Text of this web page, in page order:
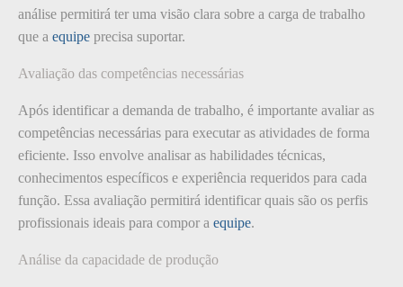
análise permitirá ter uma visão clara sobre a carga de trabalho
que a equipe precisa suportar.
Avaliação das competências necessárias
Após identificar a demanda de trabalho, é importante avaliar as
competências necessárias para executar as atividades de forma
eficiente. Isso envolve analisar as habilidades técnicas,
conhecimentos específicos e experiência requeridos para cada
função. Essa avaliação permitirá identificar quais são os perfis
profissionais ideais para compor a equipe.
Análise da capacidade de produção